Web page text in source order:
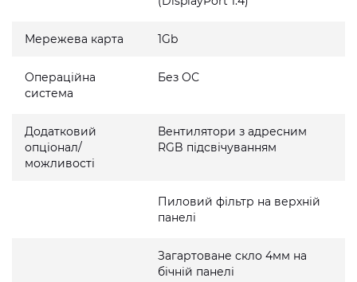
Мережева карта 1Gb
Операційна
система
Без ОС
Додатковий
опціонал/
можливості
Вентилятори з адресним
RGB підсвічуванням
Пиловий фільтр на верхній
панелі
Загартоване скло 4мм на
бічній панелі